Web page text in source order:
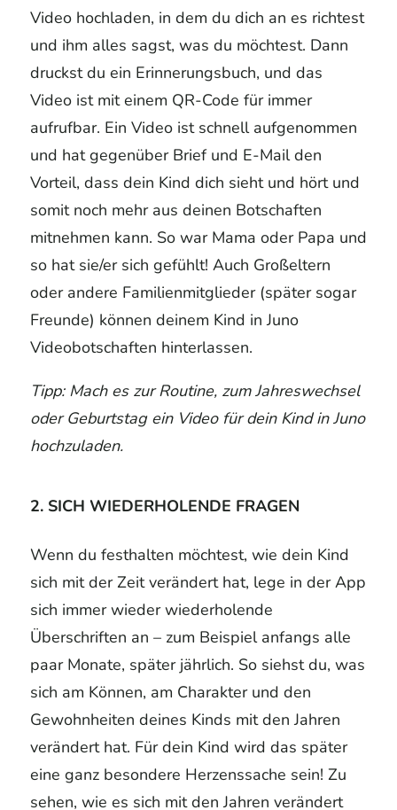
Video hochladen, in dem du dich an es richtest
und ihm alles sagst, was du möchtest. Dann
druckst du ein Erinnerungsbuch, und das
Video ist mit einem QR-Code für immer
aufrufbar. Ein Video ist schnell aufgenommen
und hat gegenüber Brief und E-Mail den
Vorteil, dass dein Kind dich sieht und hört und
somit noch mehr aus deinen Botschaften
mitnehmen kann. So war Mama oder Papa und
so hat sie/er sich gefühlt! Auch Großeltern
oder andere Familienmitglieder (später sogar
Freunde) können deinem Kind in Juno
Videobotschaften hinterlassen.
Tipp: Mach es zur Routine, zum Jahreswechsel
oder Geburtstag ein Video für dein Kind in Juno
hochzuladen.
2. SICH WIEDERHOLENDE FRAGEN
Wenn du festhalten möchtest, wie dein Kind
sich mit der Zeit verändert hat, lege in der App
sich immer wieder wiederholende
Überschriften an – zum Beispiel anfangs alle
paar Monate, später jährlich. So siehst du, was
sich am Können, am Charakter und den
Gewohnheiten deines Kinds mit den Jahren
verändert hat. Für dein Kind wird das später
eine ganz besondere Herzenssache sein! Zu
sehen, wie es sich mit den Jahren verändert